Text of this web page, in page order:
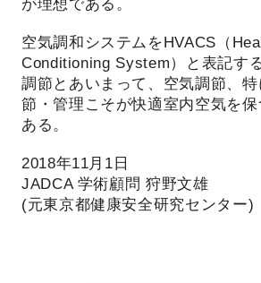
が理想である。
空気調和システムをHVACS（
Conditioning System）と表記す
調節とあいまって、空気調節、
節・管理こそが快適室内空気を
ある。
2018年11月1日
JADCA 学術顧問 狩野文雄
(元東京都健康安全研究センター)